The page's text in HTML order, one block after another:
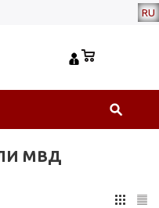
RU
МВД